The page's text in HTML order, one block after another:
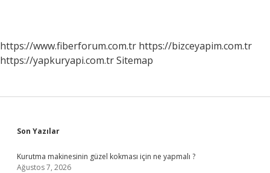
https://www.fiberforum.com.tr https://bizceyapim.com.tr
https://yapkuryapi.com.trSitemap
Sidebar
Son Yazılar
Kurutma makinesinin güzel kokması için ne yapmalı ?
Ağustos 7, 2026